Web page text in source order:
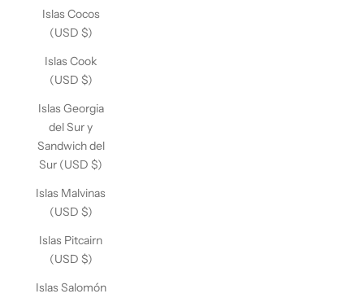
Islas Cocos
(USD $)
Islas Cook
(USD $)
Islas Georgia
del Sur y
Sandwich del
Sur (USD $)
Islas Malvinas
(USD $)
Islas Pitcairn
(USD $)
Islas Salomón